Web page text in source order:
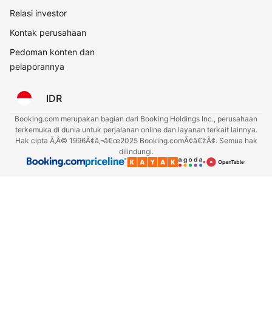
Relasi investor
Kontak perusahaan
Pedoman konten dan
pelaporannya
IDR
Booking.com merupakan bagian dari Booking Holdings Inc., perusahaan
terkemuka di dunia untuk perjalanan online dan layanan terkait lainnya.
Hak cipta Ã‚Â© 1996Ã¢â‚¬â€œ2025 Booking.comÃ¢â€žÂ¢. Semua hak
dilindungi.